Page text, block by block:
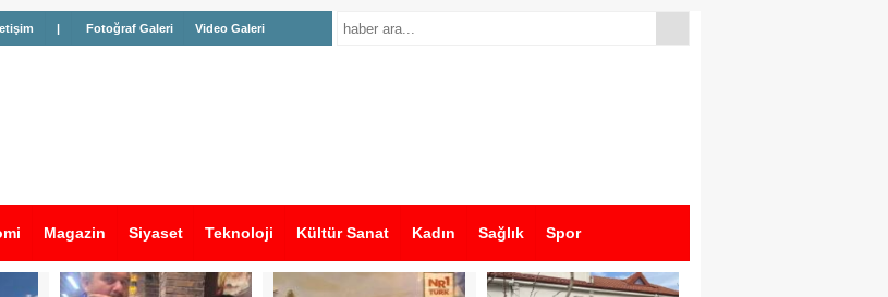
| Fotoğraf Galeri Video Galeri
Magazin Siyaset Teknoloji Kültür Sanat Kadın Sağlık Spor